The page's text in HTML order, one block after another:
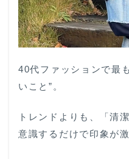
40代ファッションで最
いこと”。
トレンドよりも、「清
意識するだけで印象が